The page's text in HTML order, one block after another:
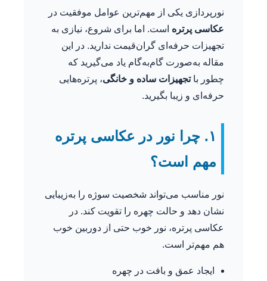
نورپردازی یکی از مهم‌ترین عوامل موفقیت در
عکاسی پرتره است. اما برای شروع، نیازی به
تجهیزات حرفه‌ای گران‌قیمت ندارید. در این
مقاله به‌صورت گام‌به‌گام یاد می‌گیرید که
چطور باتجهیزات ساده و خانگی، پرتره‌هایی
حرفه‌ای و زیبا بگیرید.
۱. چرا نور در عکاسی پرتره
مهم است؟
نور مناسب می‌تواند شخصیت سوژه را به‌زیبایی
نشان دهد و حالت چهره را تقویت کند. در
عکاسی پرتره، نور خوب حتی از دوربین خوب
هم مهم‌تر است.
ایجاد عمق و بافت در چهره